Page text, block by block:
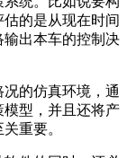
的是从现在时间
出本车的控制决
的仿真环境，通
型，并且还将产
重要。